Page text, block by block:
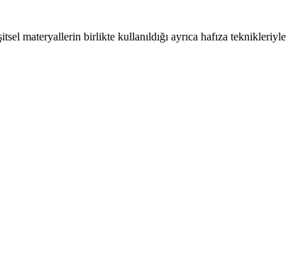
materyallerin birlikte kullanıldığı ayrıca hafıza teknikleriyle